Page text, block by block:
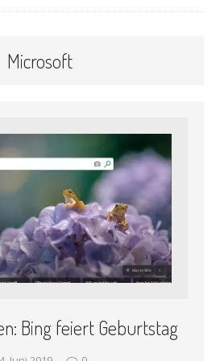
Microsoft
Bing feiert Geburtstag